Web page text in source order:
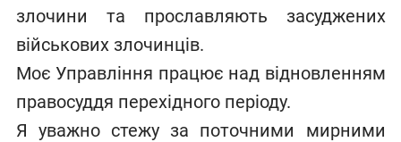
злочини та прославляють засуджених
військових злочинців.
Моє Управління працює над відновленням
правосуддя перехідного періоду.
Я уважно стежу за поточними мирними